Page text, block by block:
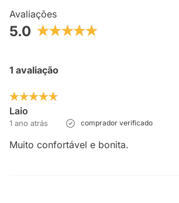
Avaliações
5.0
1 avaliação
Laio
1 ano atrás comprador verificado
Muito confortável e bonita.